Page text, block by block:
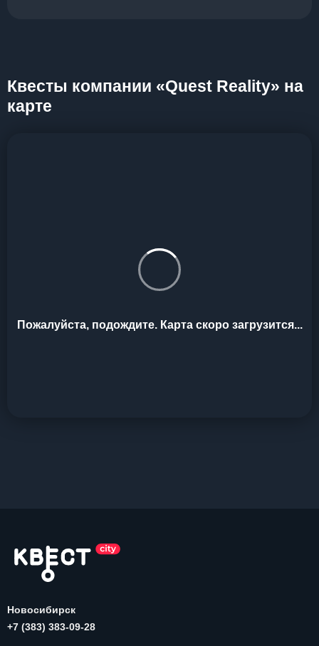
Квесты компании «Quest Reality» на
карте
Пожалуйста, подождите. Карта скоро загрузится...
Новосибирск
+7 (383) 383-09-28